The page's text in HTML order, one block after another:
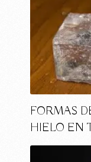
FORMAS
HIELO EN